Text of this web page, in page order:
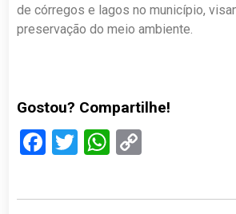
de córregos e lagos no município,
preservação do meio ambiente.
Gostou? Compartilhe!
Facebook
TwitterWhatsApp